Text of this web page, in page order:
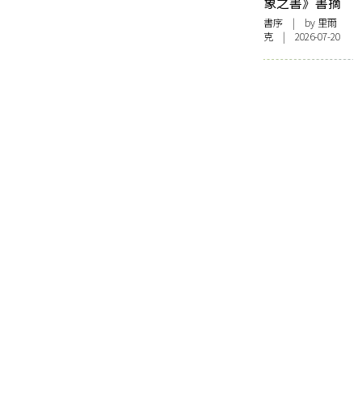
書序 | by 里爾
克 | 2026-07-20